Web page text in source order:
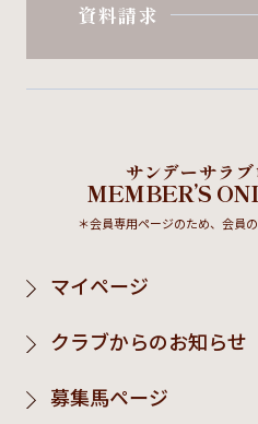
資料請求
サンデーサラ
MEMBER’S
＊会員専用ページのため、会員
マイページ
クラブからのお知らせ
募集馬ページ